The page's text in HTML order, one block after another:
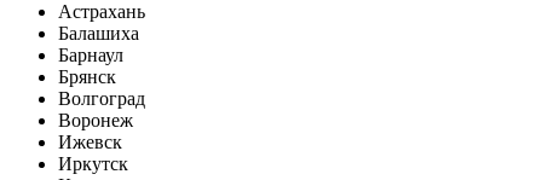
Астрахань
Балашиха
Барнаул
Брянск
Волгоград
Воронеж
Ижевск
Иркутск